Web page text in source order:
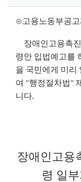
⊙고용노동부공고
장애인고용촉
령안 입법예고를
을 국민에게 미리
여 "행정절차법"
니다.
장애인고용
령 일